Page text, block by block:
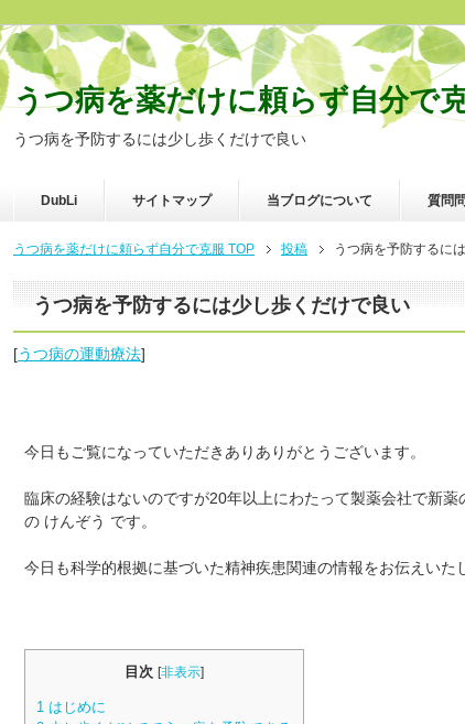
うつ病を薬だけに頼らず自分で
うつ病を予防するには少し歩くだけで良い
DubLi サイトマップ 当ブログについて 質問
うつ病を薬だけに頼らず自分で克服 TOP 投稿 うつ病を予防するに
うつ病を予防するには少し歩くだけで良い
[うつ病の運動療法]
今日もご覧になっていただきありありがとうございます。
臨床の経験はないのですが20年以上にわたって製薬会社で新
の けんぞう です。
今日も科学的根拠に基づいた精神疾患関連の情報をお伝えいた
目次 [非表示]
1 はじめに